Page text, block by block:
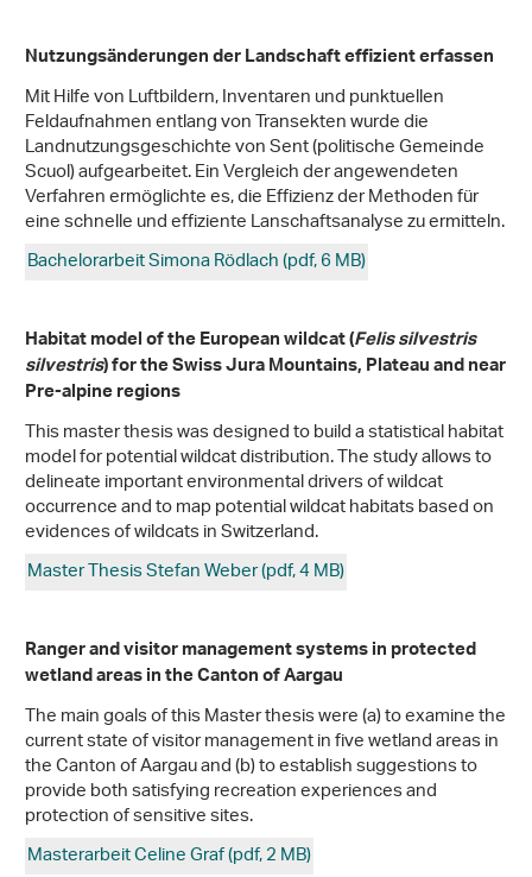
Nutzungsänderungen der Landschaft effizient erfassen
Mit Hilfe von Luftbildern, Inventaren und punktuellen
Feldaufnahmen entlang von Transekten wurde die
Landnutzungsgeschichte von Sent (politische Gemeinde
Scuol) aufgearbeitet. Ein Vergleich der angewendeten
Verfahren ermöglichte es, die Effizienz der Methoden für
eine schnelle und effiziente Lanschaftsanalyse zu ermitteln.
Bachelorarbeit Simona Rödlach (pdf, 6 MB)
Habitat model of the European wildcat (Felis silvestris
silvestris) for the Swiss Jura Mountains, Plateau and near
Pre-alpine regions
This master thesis was designed to build a statistical habitat
model for potential wildcat distribution. The study allows to
delineate important environmental drivers of wildcat
occurrence and to map potential wildcat habitats based on
evidences of wildcats in Switzerland.
Master Thesis Stefan Weber (pdf, 4 MB)
Ranger and visitor management systems in protected
wetland areas in the Canton of Aargau
The main goals of this Master thesis were (a) to examine the
current state of visitor management in five wetland areas in
the Canton of Aargau and (b) to establish suggestions to
provide both satisfying recreation experiences and
protection of sensitive sites.
Masterarbeit Celine Graf (pdf, 2 MB)